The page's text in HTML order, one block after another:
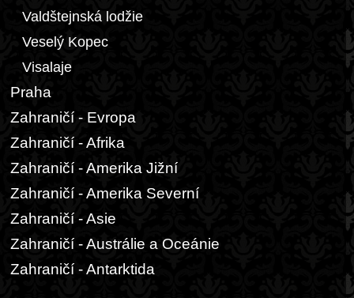
Valdštejnská lodžie
Veselý Kopec
Visalaje
Praha
Zahraničí - Evropa
Zahraničí - Afrika
Zahraničí - Amerika Jižní
Zahraničí - Amerika Severní
Zahraničí - Asie
Zahraničí - Austrálie a Oceánie
Zahraničí - Antarktida